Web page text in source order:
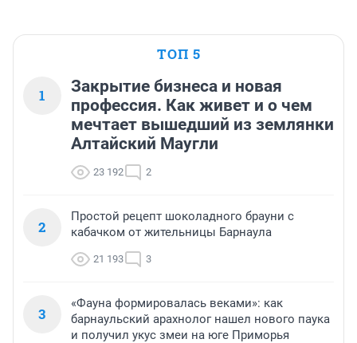
ТОП 5
1
Закрытие бизнеса и новая
профессия. Как живет и о чем
мечтает вышедший из землянки
Алтайский Маугли
23 192 2
2
Простой рецепт шоколадного брауни с
кабачком от жительницы Барнаула
21 193 3
3
«Фауна формировалась веками»: как
барнаульский арахнолог нашел нового паука
и получил укус змеи на юге Приморья